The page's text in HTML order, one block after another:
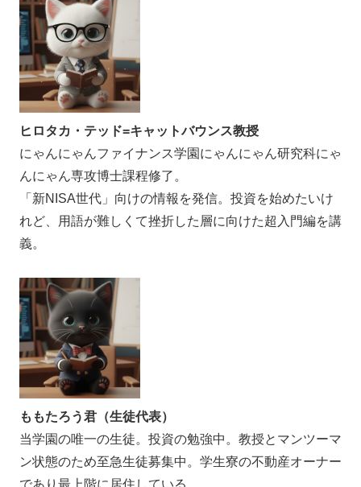
ヒロタカ・テッド=キャットバウンス教授
にゃんにゃんファイナンス学園にゃんにゃん研究科にゃ
んにゃん専攻博士課程修了。
「新NISA世代」向けの情報を発信。投資を始めたいけ
れど、用語が難しくて挫折した層に向けた超入門編を講
義。
ももたろう君（生徒代表）
当学園の唯一の生徒。投資の勉強中。教授とマンツーマ
ン状態のため至急生徒募集中。学生寮の不動産オーナー
であり最上階に居住している。